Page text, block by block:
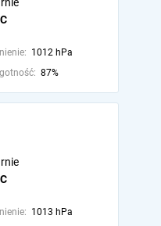
1012 hPa
87%
1013 hPa